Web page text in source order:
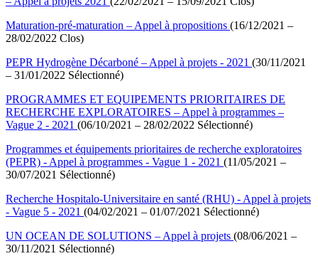
Maturation-pré-maturation – Appel à propositions (16/12/2021 –
28/02/2022 Clos)
PEPR Hydrogène Décarboné – Appel à projets - 2021 (30/11/2021
– 31/01/2022 Sélectionné)
PROGRAMMES ET EQUIPEMENTS PRIORITAIRES DE
RECHERCHE EXPLORATOIRES – Appel à programmes –
Vague 2 - 2021 (06/10/2021 – 28/02/2022 Sélectionné)
Programmes et équipements prioritaires de recherche exploratoires
(PEPR) - Appel à programmes - Vague 1 - 2021 (11/05/2021 –
30/07/2021 Sélectionné)
Recherche Hospitalo-Universitaire en santé (RHU) - Appel à projets
- Vague 5 - 2021 (04/02/2021 – 01/07/2021 Sélectionné)
UN OCEAN DE SOLUTIONS – Appel à projets (08/06/2021 –
30/11/2021 Sélectionné)